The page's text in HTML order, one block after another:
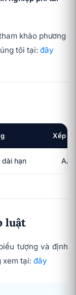
khảo phương
tôi tại: đây
Xếp
hạn AA+
luật
tượng và định
xem tại: đây